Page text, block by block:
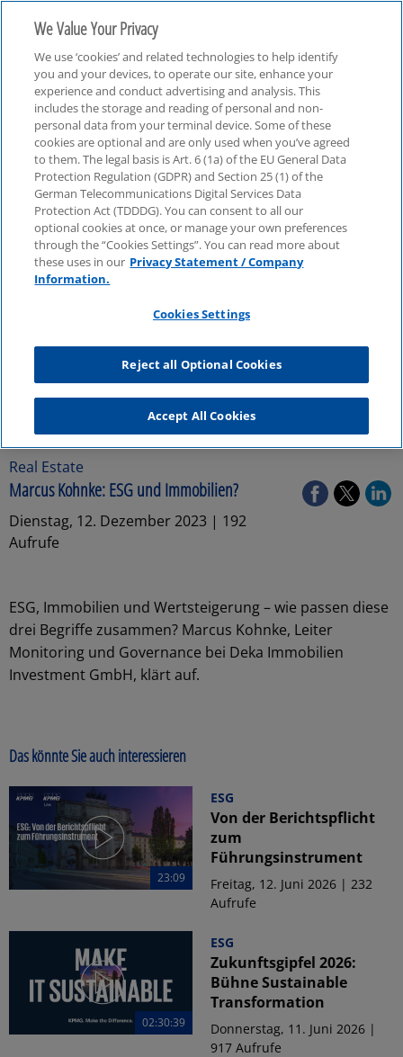
Real Estate
Real Estate
Marcus Kohnke: ESG und Immobilien?
Dienstag, 12. Dezember 2023 | 192
Aufrufe
ESG, Immobilien und Wertsteigerung – wie passen diese
drei Begriffe zusammen? Marcus Kohnke, Leiter
Monitoring und Governance bei Deka Immobilien
Investment GmbH, klärt auf.
Das könnte Sie auch interessieren
23:09
ESG
Von der Berichtspflicht
zum
Führungsinstrument
Freitag, 12. Juni 2026 | 232
Aufrufe
02:30:39
ESG
Zukunftsgipfel 2026:
Bühne Sustainable
Transformation
Donnerstag, 11. Juni 2026 |
917 Aufrufe
We Value Your Privacy
We use ‘cookies’ and related technologies to help identify
you and your devices, to operate our site, enhance your
experience and conduct advertising and analysis. This
includes the storage and reading of personal and non-
personal data from your terminal device. Some of these
cookies are optional and are only used when you’ve agreed
to them. The legal basis is Art. 6 (1a) of the EU General Data
Protection Regulation (GDPR) and Section 25 (1) of the
German Telecommunications Digital Services Data
Protection Act (TDDDG). You can consent to all our
optional cookies at once, or manage your own preferences
through the “Cookies Settings”. You can read more about
these uses in our Privacy Statement / Company
Information.
Cookies Settings
Reject all Optional Cookies
Accept All Cookies